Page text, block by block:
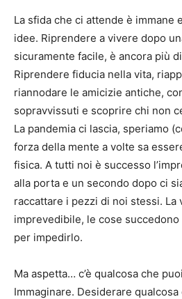
La sfida che ci attende è immane
idee. Riprendere a vivere dopo
sicuramente facile, è ancora più
Riprendere fiducia nella vita,
riannodare le amicizie antiche,
sopravvissuti e scoprire chi non
La pandemia ci lascia, speriamo
forza della mente a volte sa
fisica. A tutti noi è successo
alla porta e un secondo dopo ci
raccattare i pezzi di noi stessi. La
imprevedibile, le cose
per impedirlo.
Ma aspetta… c’è qualcosa che
Immaginare. Desiderare